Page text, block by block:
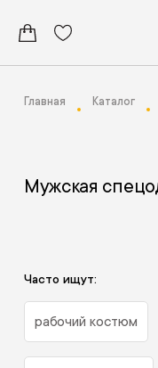
Главная Каталог
Мужская
Часто ищут:
рабочий костюм